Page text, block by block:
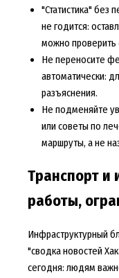
"Статистика" без
не годится:
можно
Не переносите
автоматически:
разъяснения.
Не подменяйте
или советы по
маршруты, а не
Транспорт и
работы,
Инфраструктурный
"сводка новостей
сегодня: людям